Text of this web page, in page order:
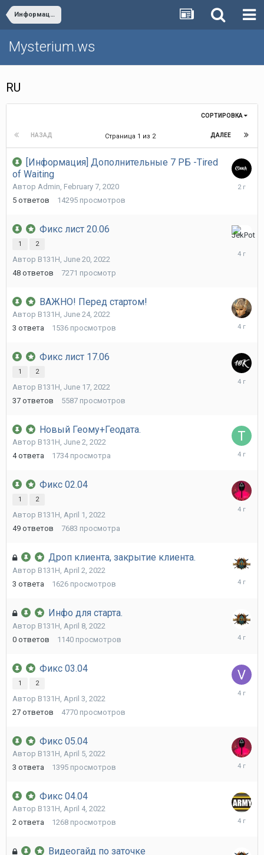
Информация о сервере
Mysterium.ws
RU
СОРТИРОВКА
НАЗАД ДАЛЕЕ
Страница 1 из 2
[Информация] Дополнительные 7 РБ -Tired
of Waiting
Автор Admin, February 7, 2020
5 ответов 14295 просмотров
August
Фикс лист 20.06
1 2
Автор B131H, June 20, 2022
48 ответов 7271 просмотр
August
ВАЖНО! Перед стартом!
Автор B131H, June 24, 2022
3 ответа 1536 просмотров
June
Фикс лист 17.06
1 2
Автор B131H, June 17, 2022
37 ответов 5587 просмотров
June
Новый Геому+Геодата.
Автор B131H, June 2, 2022
4 ответа 1734 просмотра
June
Фикс 02.04
1 2
Автор B131H, April 1, 2022
49 ответов 7683 просмотра
April
Дроп клиента, закрытие клиента.
Автор B131H, April 2, 2022
3 ответа 1626 просмотров
April
Инфо для старта.
Автор B131H, April 8, 2022
0 ответов 1140 просмотров
April
Фикс 03.04
1 2
Автор B131H, April 3, 2022
27 ответов 4770 просмотров
April
Фикс 05.04
Автор B131H, April 5, 2022
3 ответа 1395 просмотров
April
Фикс 04.04
Автор B131H, April 4, 2022
2 ответа 1268 просмотров
April
Видеогайд по заточке